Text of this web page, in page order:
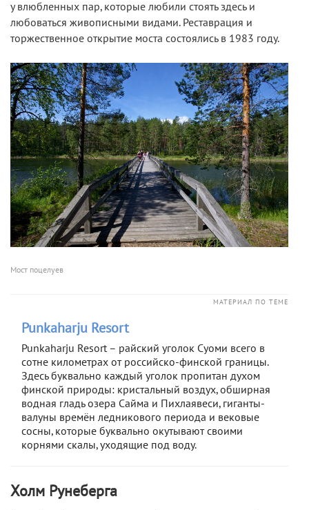
у влюбленных пар, которые любили стоять здесь и
любоваться живописными видами. Реставрация и
торжественное открытие моста состоялись в 1983 году.
Мост поцелуев
МАТЕРИАЛ ПО ТЕМЕ
Punkaharju Resort
Punkaharju Resort – райский уголок Суоми всего в
сотне километрах от российско-финской границы.
Здесь буквально каждый уголок пропитан духом
финской природы: кристальный воздух, обширная
водная гладь озера Сайма и Пихлаявеси, гиганты-
валуны времён ледникового периода и вековые
сосны, которые буквально окутывают своими
корнями скалы, уходящие под воду.
Холм Рунеберга